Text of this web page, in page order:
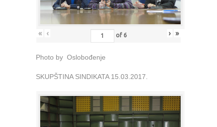
« ‹ of 6 › »
Photo by Oslobođenje
SKUPŠTINA SINDIKATA 15.03.2017.